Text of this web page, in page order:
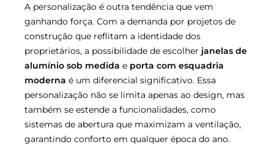
A personalização é outra tendência que vem
ganhando força. Com a demanda por projetos de
construção que reflitam a identidade dos
proprietários, a possibilidade de escolher janelas de
alumínio sob medida e porta com esquadria
moderna é um diferencial significativo. Essa
personalização não se limita apenas ao design, mas
também se estende a funcionalidades, como
sistemas de abertura que maximizam a ventilação,
garantindo conforto em qualquer época do ano.